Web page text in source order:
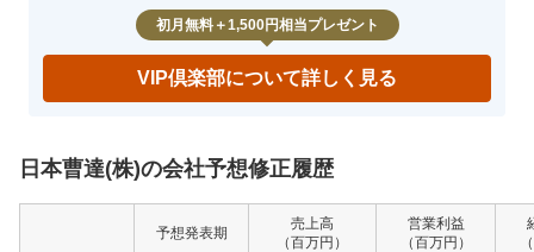
初月無料＋1,500円相当プレゼント
VIP倶楽部について詳しく見る
日本曹達(株)の会社予想修正履歴
予想発表期
売上高
（百万円）
営業利益
（百万円）